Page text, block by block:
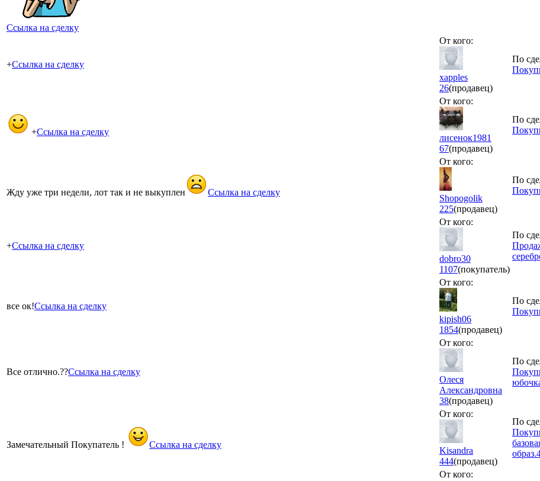
Ссылка на сделку
+Ссылка на сделку
От кого:
xapples
26(продавец)
По
+Ссылка на сделку
От кого:
лисенок1981
67(продавец)
По
Жду уже три недели, лот так и не выкуплен Ссылка на сделку
От кого:
Shopogolik
225(продавец)
По
+Ссылка на сделку
От кого:
dobro30
1107(покупатель)
По
все ок!Ссылка на сделку
От кого:
kipish06
1854(продавец)
По
Все отлично.??Ссылка на сделку
От кого:
Олеся
Александровна
38(продавец)
По
Замечательный Покупатель ! Ссылка на сделку
От кого:
Kisandra
444(продавец)
По
От кого: